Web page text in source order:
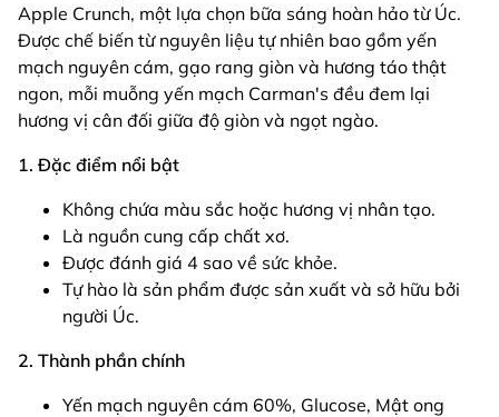
Apple Crunch, một lựa chọn bữa sáng hoàn hảo từ Úc.
Được chế biến từ nguyên liệu tự nhiên bao gồm yến
mạch nguyên cám, gạo rang giòn và hương táo thật
ngon, mỗi muỗng yến mạch Carman's đều đem lại
hương vị cân đối giữa độ giòn và ngọt ngào.
1. Đặc điểm nổi bật
Không chứa màu sắc hoặc hương vị nhân tạo.
Là nguồn cung cấp chất xơ.
Được đánh giá 4 sao về sức khỏe.
Tự hào là sản phẩm được sản xuất và sở hữu bởi
người Úc.
2. Thành phần chính
Yến mạch nguyên cám 60%, Glucose, Mật ong